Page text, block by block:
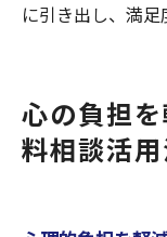
に引き出し、満足
心の負担
料相談活